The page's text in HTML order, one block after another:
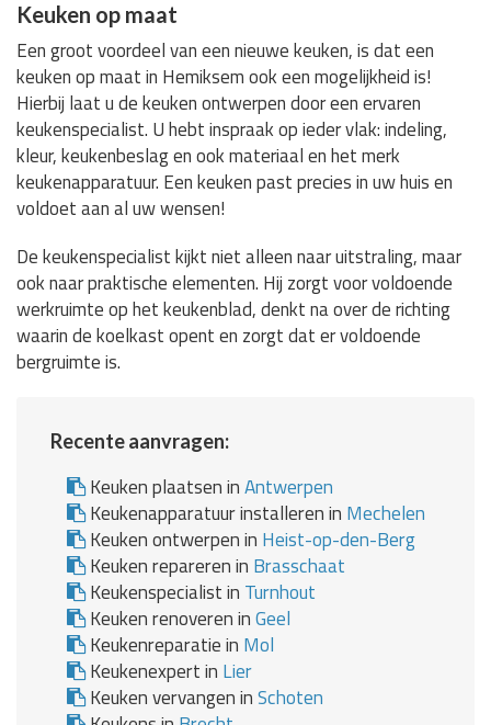
Keuken op maat
Een groot voordeel van een nieuwe keuken, is dat een
keuken op maat in Hemiksem ook een mogelijkheid is!
Hierbij laat u de keuken ontwerpen door een ervaren
keukenspecialist. U hebt inspraak op ieder vlak: indeling,
kleur, keukenbeslag en ook materiaal en het merk
keukenapparatuur. Een keuken past precies in uw huis en
voldoet aan al uw wensen!
De keukenspecialist kijkt niet alleen naar uitstraling, maar
ook naar praktische elementen. Hij zorgt voor voldoende
werkruimte op het keukenblad, denkt na over de richting
waarin de koelkast opent en zorgt dat er voldoende
bergruimte is.
Recente aanvragen:
Keuken plaatsen inAntwerpen
Keukenapparatuur installeren in Mechelen
Keuken ontwerpen in Heist-op-den-Berg
Keuken repareren in Brasschaat
Keukenspecialist in Turnhout
Keuken renoveren inGeel
Keukenreparatie in Mol
Keukenexpert in Lier
Keuken vervangen inSchoten